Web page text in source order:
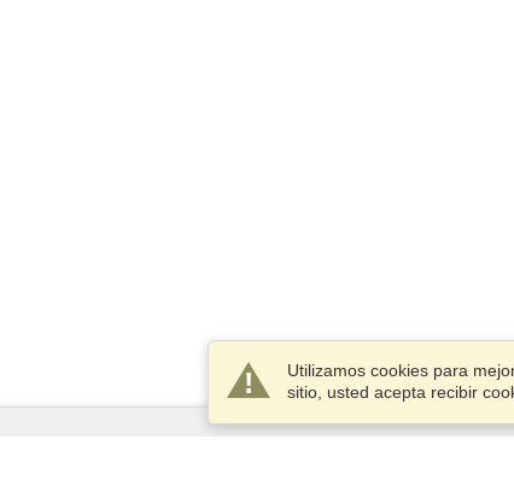
Utilizamos cookies para
sitio, usted acepta recibir